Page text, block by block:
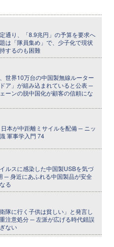
通り、「8.9兆円」の予算を要求へ
は「隊員集め」で、少子化で現状
するのも困難
世界10万台の中国製無線ルーター
ア」が組み込まれていると公表 ─
ーンの脱中国化が顧客の信頼にな
本が中距離ミサイルを配備 ─ ニッ
軍事学入門 74
ルスに感染した中国製USBを気づ
─ 身近にあふれる中国製品が安全
る
隊に行く子供は貧しい」と発言し
注意処分 ─ 左派が広げる時代錯誤
ない